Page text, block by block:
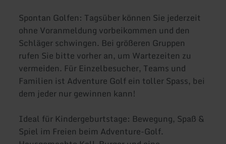
Spontan Golfen: Tagsüber können Sie jederzeit
ohne Voranmeldung vorbeikommen und den
Schläger schwingen. Bei größeren Gruppen
rufen Sie bitte vorher an, um Wartezeiten zu
vermeiden. Für Einzelbesucher, Teams und
Familien ist Adventure Golf ein toller Spass, bei
dem jeder nur gewinnen kann!
Ideal für Kindergeburtstage: Bewegung, Spaß &
Spiel im Freien beim Adventure-Golf.